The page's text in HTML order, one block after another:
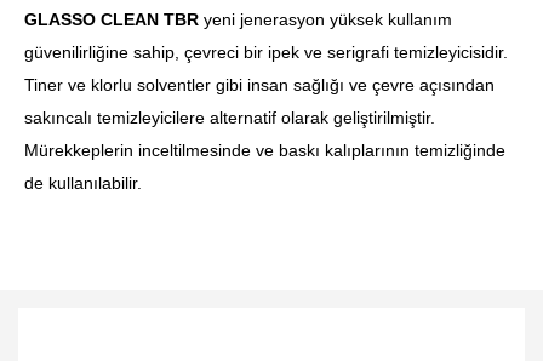
GLASSO CLEAN TBR yeni jenerasyon yüksek kullanım
güvenilirliğine sahip, çevreci bir ipek ve serigrafi temizleyicisidir.
Tiner ve klorlu solventler gibi insan sağlığı ve çevre açısından
sakıncalı temizleyicilere alternatif olarak geliştirilmiştir.
Mürekkeplerin inceltilmesinde ve baskı kalıplarının temizliğinde
de kullanılabilir.